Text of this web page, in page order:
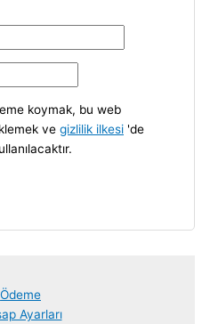
koymak, bu web
ve gizlilik ilkesi 'de
Ödeme
Ayarları